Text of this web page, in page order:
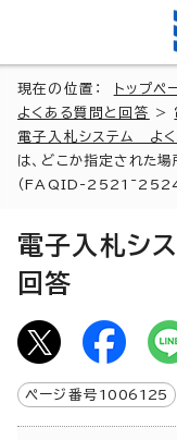
現在の位置： トップペ
よくある質問と回答
>
電子入札システム よ
は、どこか指定された
（FAQID-2521~2524
電子入札シ
回答
ページ番号 1006125